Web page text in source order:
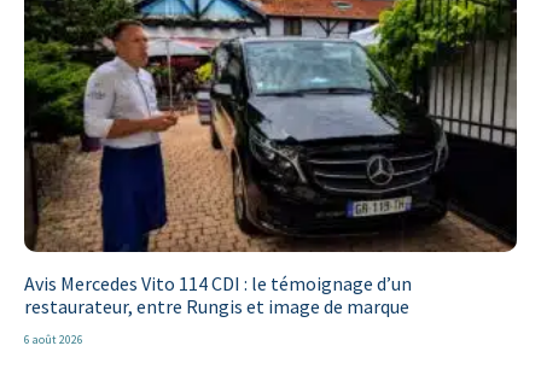
Avis Mercedes Vito 114 CDI : le témoignage d’un
restaurateur, entre Rungis et image de marque
6 août 2026